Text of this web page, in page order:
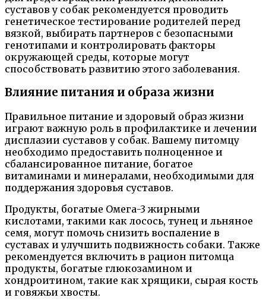
суставов у собак рекомендуется проводить
генетическое тестирование родителей перед
вязкой, выбирать партнеров с безопасными
генотипами и контролировать факторы
окружающей среды, которые могут
способствовать развитию этого заболевания.
Влияние питания и образа жизни
Правильное питание и здоровый образ жизни
играют важную роль в профилактике и лечении
дисплазии суставов у собак. Вашему питомцу
необходимо предоставить полноценное и
сбалансированное питание, богатое
витаминами и минералами, необходимыми для
поддержания здоровья суставов.
Продукты, богатые Омега-3 жирными
кислотами, такими как лосось, тунец и льняное
семя, могут помочь снизить воспаление в
суставах и улучшить подвижность собаки. Также
рекомендуется включить в рацион питомца
продукты, богатые глюкозамином и
хондроитином, такие как хрящики, сырая кость
и говяжьи хвосты.